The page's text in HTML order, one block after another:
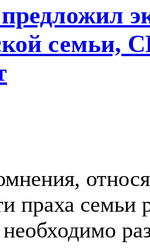
семьи,
праха семьи